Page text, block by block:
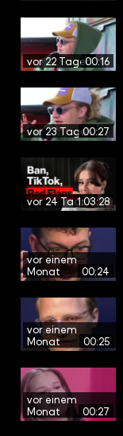
vor 22 Tagen00:16
vor 23 Tagen00:27
vor 24 Tagen1:03:28
vor einem
Monat
00:24
vor einem
Monat
00:25
vor einem
Monat
00:27